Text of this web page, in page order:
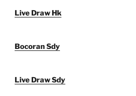
Live Draw Hk
Bocoran Sdy
Live Draw Sdy